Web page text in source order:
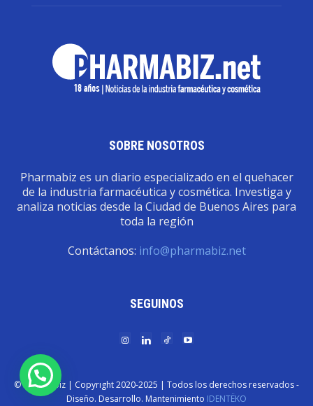
SOBRE NOSOTROS
Pharmabiz es un diario especializado en el quehacer
de la industria farmacéutica y cosmética. Investiga y
analiza noticias desde la Ciudad de Buenos Aires para
toda la región
Contáctanos: info@pharmabiz.net
SEGUINOS
© Pharmabiz | Copyrıght 2020-2025 | Todos los derechos reservados -
Diseño. Desarrollo. Mantenimiento IDENTËKO